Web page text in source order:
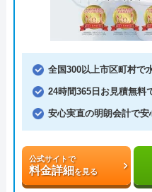
全国300以上市区町村で
24時間365日お見積無料
安心実直の明朗会計で安
公式サイトで
料金詳細を見る